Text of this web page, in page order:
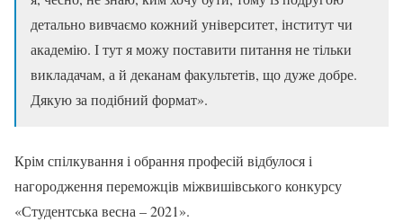
детально вивчаємо кожний університет, інститут чи
академію. І тут я можу поставити питання не тільки
викладачам, а й деканам факультетів, що дуже добре.
Дякую за подібний формат».
Крім спілкування і обрання професій відбулося і
нагородження переможців міжвишівського конкурсу
«Студентська весна – 2021».